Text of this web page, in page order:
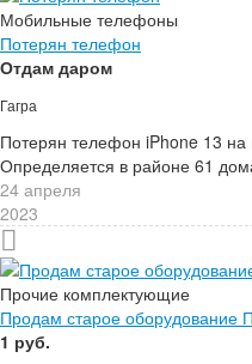
Мобильные телефоны
Потерян телефон
Отдам даром
Гагра
Потерян телефон iPhone 13 на
Определяется в районе 61
24 апреля
2023
Прочие комплектующие
Продам старое оборудование
1 руб.